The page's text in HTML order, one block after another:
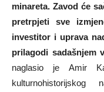
minareta. Zavod će
pretrpjeti sve
investitor i uprava
prilagodi sadašnjem
naglasio je Amir
kulturnohistorijskog